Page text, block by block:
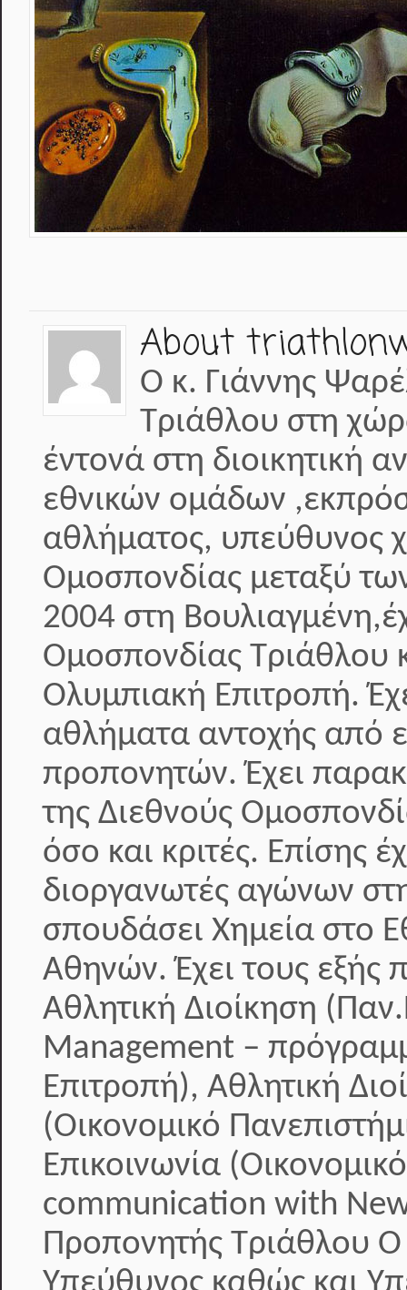
About
Ο κ. Γιάννης
Τριάθλου στη
έντονά στη διοικητική
εθνικών ομάδων
αθλήματος, υπεύθυνος
Ομοσπονδίας μεταξύ
2004 στη
Ομοσπονδίας Τριάθλου
Ολυμπιακή Επιτροπή.
αθλήματα αντοχής από
προπονητών. Έχει
της Διεθνούς
όσο και κριτές. Επίσης
διοργανωτές αγώνων
σπουδάσει Χημεία στο
Αθηνών. Έχει τους εξής
Αθλητική Διοίκηση
Management –
Επιτροπή), Αθλητική
(Οικονομικό
Επικοινωνία
communication with
Προπονητής Τριάθλου Ο